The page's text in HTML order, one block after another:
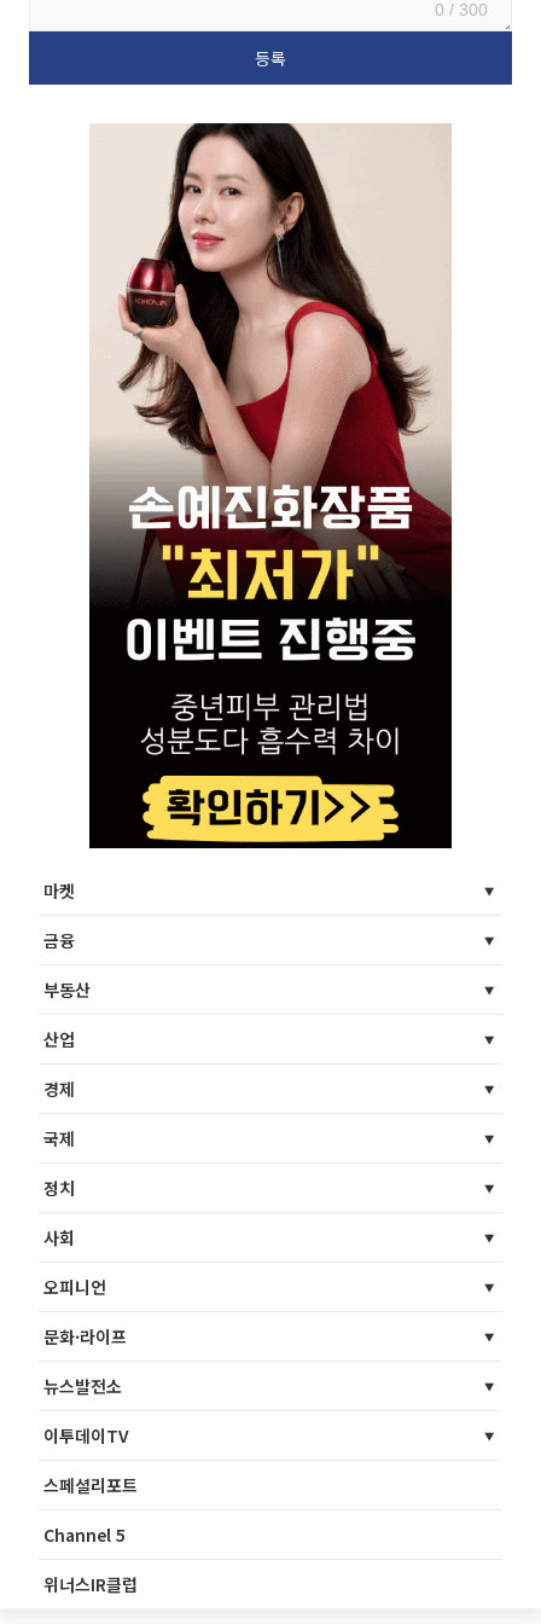
0 / 300
마켓
금융
부동산
산업
경제
국제
정치
사회
오피니언
문화·라이프
뉴스발전소
이투데이TV
스페셜리포트
Channel 5
위너스IR클럽